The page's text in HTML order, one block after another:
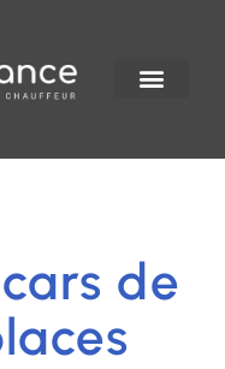
de